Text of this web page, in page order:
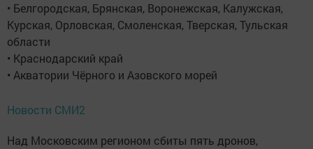
• Белгородская, Брянская, Воронежская, Калужская,
Курская, Орловская, Смоленская, Тверская, Тульская
области
• Краснодарский край
• Акватории Чёрного и Азовского морей
Новости СМИ2
Над Московским регионом сбиты пять дронов,